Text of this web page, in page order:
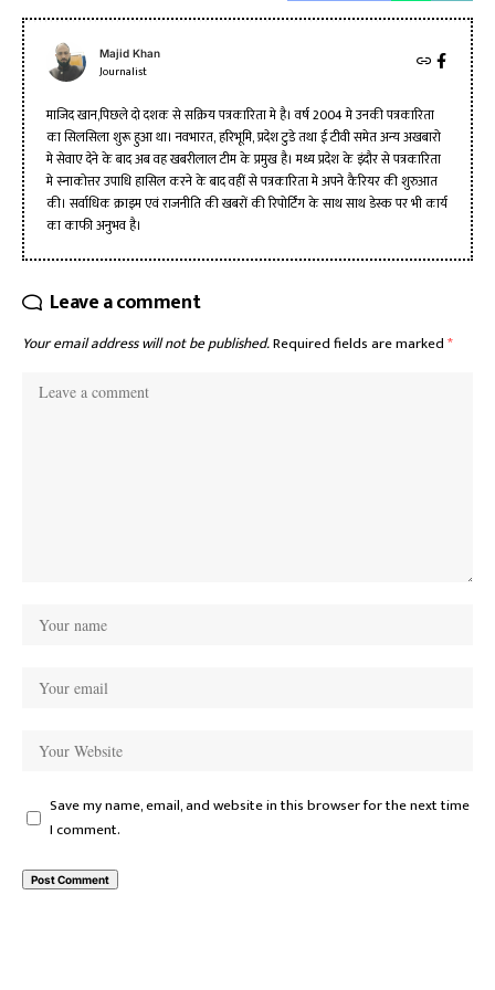
Majid Khan
Journalist
माजिद खान,पिछले दो दशक से सक्रिय पत्रकारिता मे है। वर्ष 2004 मे उनकी पत्रकारिता
का सिलसिला शुरू हुआ था। नवभारत, हरिभूमि, प्रदेश टुडे तथा ई टीवी समेत अन्य अखबारो
मे सेवाए देने के बाद अब वह खबरीलाल टीम के प्रमुख है। मध्य प्रदेश के इंदौर से पत्रकारिता
मे स्नाकोत्तर उपाधि हासिल करने के बाद वहीं से पत्रकारिता मे अपने कैरियर की शुरुआत
की। सर्वाधिक क्राइम एवं राजनीति की खबरों की रिपोर्टिंग के साथ साथ डेस्क पर भी कार्य
का काफी अनुभव है।
Leave a comment
Your email address will not be published.Required fields are marked*
Save my name, email, and website in this browser for the next time
I comment.